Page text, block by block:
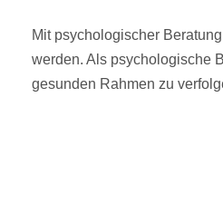
Mit psychologischer
werden. Als psychologische
gesunden Rahmen zu